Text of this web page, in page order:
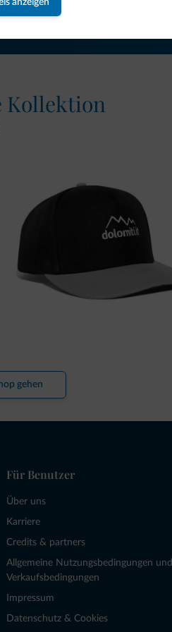
anzeigen
Kollektion
gehen
Für Benutzer
Über uns
Karriere
Credits & partners
Allgemeine Nutzungsbedingungen und
Verkaufsbedingungen
Impressum
Datenschutz & Cookies